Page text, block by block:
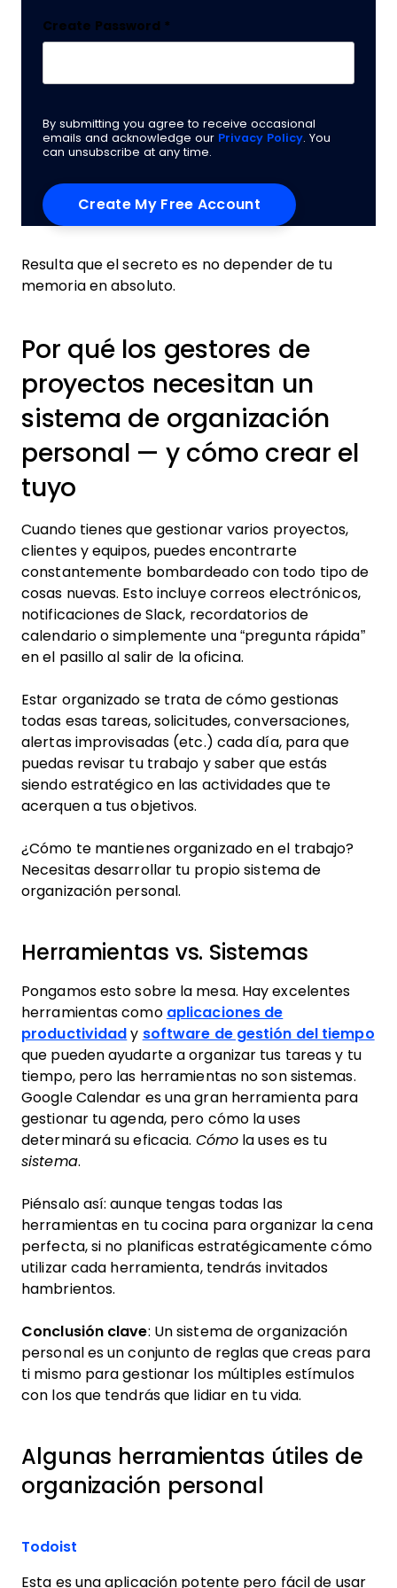
Create Password *
By submitting you agree to receive occasional
emails and acknowledge our Privacy Policy. You
can unsubscribe at any time.
Resulta que el secreto es no depender de tu
memoria en absoluto.
Por qué los gestores de
proyectos necesitan un
sistema de organización
personal — y cómo crear el
tuyo
Cuando tienes que gestionar varios proyectos,
clientes y equipos, puedes encontrarte
constantemente bombardeado con todo tipo de
cosas nuevas. Esto incluye correos electrónicos,
notificaciones de Slack, recordatorios de
calendario o simplemente una “pregunta rápida”
en el pasillo al salir de la oficina.
Estar organizado se trata de cómo gestionas
todas esas tareas, solicitudes, conversaciones,
alertas improvisadas (etc.) cada día, para que
puedas revisar tu trabajo y saber que estás
siendo estratégico en las actividades que te
acerquen a tus objetivos.
¿Cómo te mantienes organizado en el trabajo?
Necesitas desarrollar tu propio sistema de
organización personal.
Herramientas vs. Sistemas
Pongamos esto sobre la mesa. Hay excelentes
herramientas como aplicaciones de
productividad y software de gestión del tiempo
que pueden ayudarte a organizar tus tareas y tu
tiempo, pero las herramientas no son sistemas.
Google Calendar es una gran herramienta para
gestionar tu agenda, pero cómo la uses
determinará su eficacia. Cómola uses es tu
sistema.
Piénsalo así: aunque tengas todas las
herramientas en tu cocina para organizar la cena
perfecta, si no planificas estratégicamente cómo
utilizar cada herramienta, tendrás invitados
hambrientos.
Conclusión clave: Un sistema de organización
personal es un conjunto de reglas que creas para
ti mismo para gestionar los múltiples estímulos
con los que tendrás que lidiar en tu vida.
Algunas herramientas útiles de
organización personal
Todoist
Esta es una aplicación potente pero fácil de usar